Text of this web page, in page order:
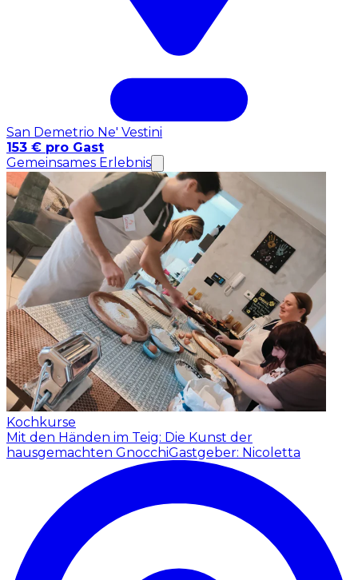
San Demetrio Ne' Vestini
153 € pro Gast
Gemeinsames Erlebnis
Kochkurse
Mit den Händen im Teig: Die Kunst der
hausgemachten GnocchiGastgeber: Nicoletta